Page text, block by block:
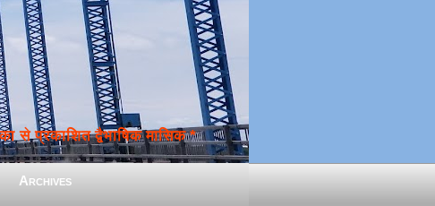
प्रकाशित द्वैभाषिक मासिक *
Archives